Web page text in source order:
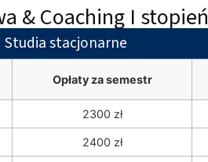
& Coaching I stopień
Studia stacjonarne
Opłaty za semestr
2300 zł
2400 zł